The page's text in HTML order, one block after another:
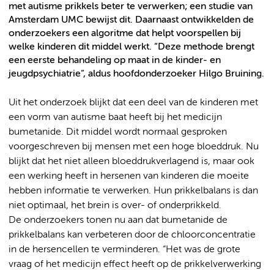
met autisme prikkels beter te verwerken; een studie van
Amsterdam UMC bewijst dit. Daarnaast ontwikkelden de
onderzoekers een algoritme dat helpt voorspellen bij
welke kinderen dit middel werkt. “Deze methode brengt
een eerste behandeling op maat in de kinder- en
jeugdpsychiatrie”, aldus hoofdonderzoeker Hilgo Bruining.
Uit het onderzoek blijkt dat een deel van de kinderen met
een vorm van autisme baat heeft bij het medicijn
bumetanide. Dit middel wordt normaal gesproken
voorgeschreven bij mensen met een hoge bloeddruk. Nu
blijkt dat het niet alleen bloeddrukverlagend is, maar ook
een werking heeft in hersenen van kinderen die moeite
hebben informatie te verwerken. Hun prikkelbalans is dan
niet optimaal, het brein is over- of onderprikkeld.
De onderzoekers tonen nu aan dat bumetanide de
prikkelbalans kan verbeteren door de chloorconcentratie
in de hersencellen te verminderen. “Het was de grote
vraag of het medicijn effect heeft op de prikkelverwerking